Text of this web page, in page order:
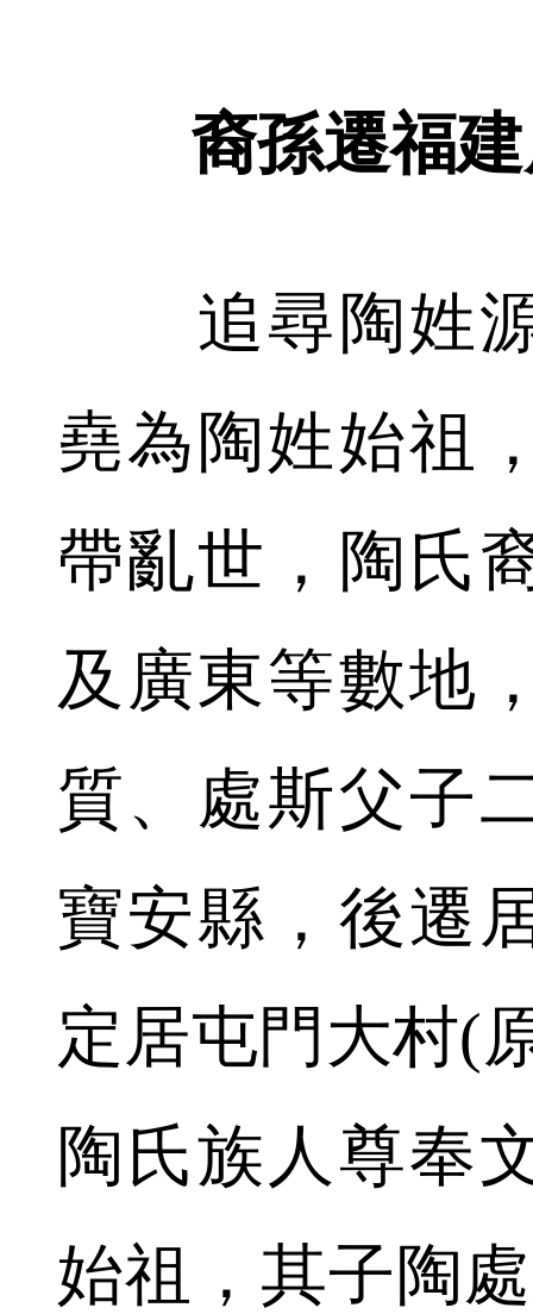
裔孫遷福建
追尋陶姓源
堯為陶姓始祖
帶亂世，陶氏
及廣東等數地
質、處斯父子
寶安縣，後遷
定居屯門大村(
陶氏族人尊奉
始祖，其子陶